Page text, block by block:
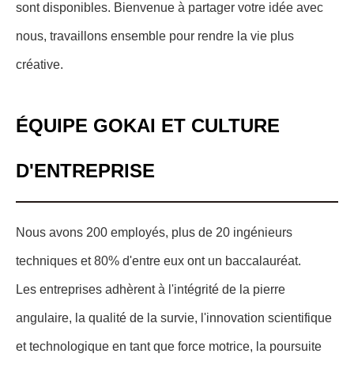
sont disponibles. Bienvenue à partager votre idée avec
nous, travaillons ensemble pour rendre la vie plus
créative.
ÉQUIPE GOKAI ET CULTURE
D'ENTREPRISE
Nous avons 200 employés, plus de 20 ingénieurs
techniques et 80% d'entre eux ont un baccalauréat.
Les entreprises adhèrent à l'intégrité de la pierre
angulaire, la qualité de la survie, l'innovation scientifique
et technologique en tant que force motrice, la poursuite